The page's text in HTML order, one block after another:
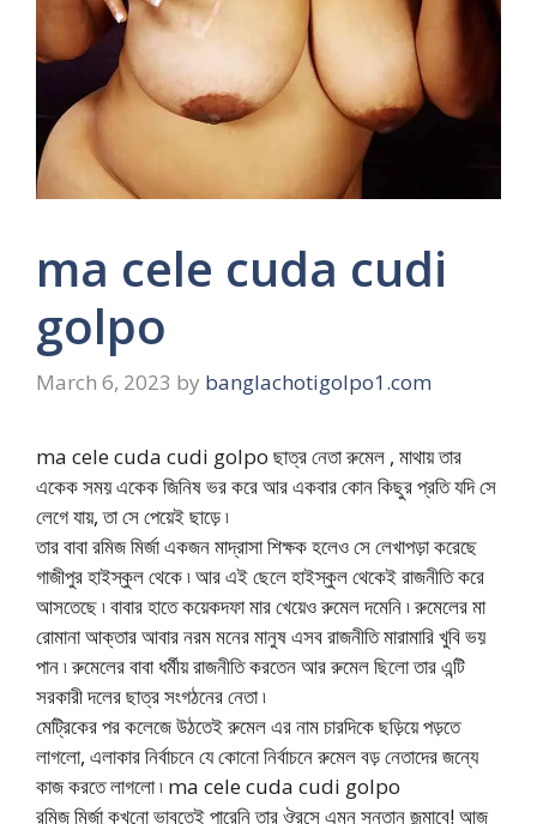
ma cele cuda cudi
golpo
March 6, 2023 by banglachotigolpo1.com
ma cele cuda cudi golpo ছাত্র নেতা রুমেল , মাথায় তার
একেক সময় একেক জিনিষ ভর করে আর একবার কোন কিছুর প্রতি যদি সে
লেগে যায়, তা সে পেয়েই ছাড়ে ৷
তার বাবা রমিজ মির্জা একজন মাদ্রাসা শিক্ষক হলেও সে লেখাপড়া করেছে
গাজীপুর হাইস্কুল থেকে ৷ আর এই ছেলে হাইস্কুল থেকেই রাজনীতি করে
আসতেছে ৷ বাবার হাতে কয়েকদফা মার খেয়েও রুমেল দমেনি ৷ রুমেলের মা
রোমানা আক্তার আবার নরম মনের মানুষ এসব রাজনীতি মারামারি খুবি ভয়
পান ৷ রুমেলের বাবা ধর্মীয় রাজনীতি করতেন আর রুমেল ছিলো তার এন্টি
সরকারী দলের ছাত্র সংগঠনের নেতা ৷
মেট্রিকের পর কলেজে উঠতেই রুমেল এর নাম চারদিকে ছড়িয়ে পড়তে
লাগলো, এলাকার নির্বাচনে যে কোনো নির্বাচনে রুমেল বড় নেতাদের জন্যে
কাজ করতে লাগলো ৷ ma cele cuda cudi golpo
রমিজ মির্জা কখনো ভাবতেই পারেনি তার ঔরসে এমন সন্তান জন্মাবে! আজ